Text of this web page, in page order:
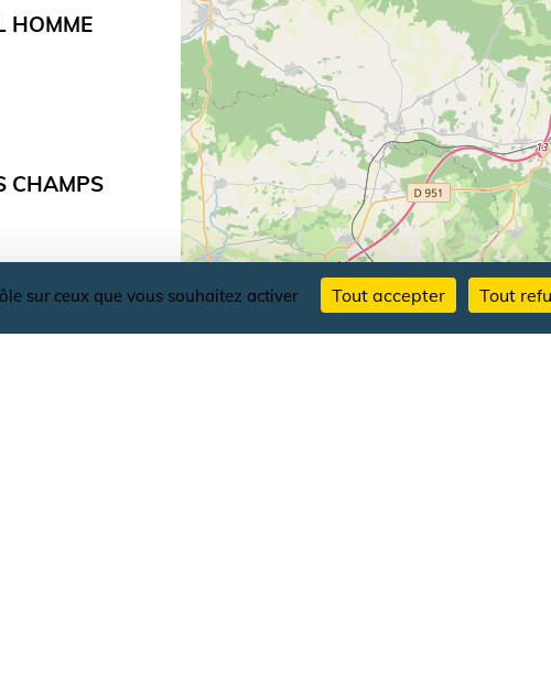
HOMME
CHAMPS
sur ceux que vous souhaitez activer Tout accepter Tout